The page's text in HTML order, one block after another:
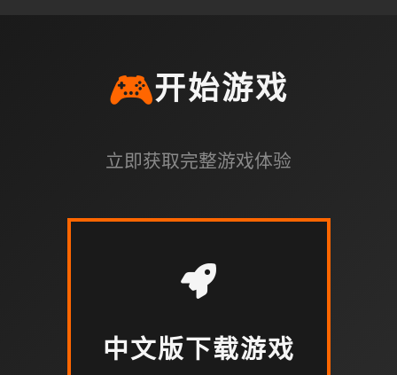
🎮开始游戏
立即获取完整游戏体验
中文版下载游戏